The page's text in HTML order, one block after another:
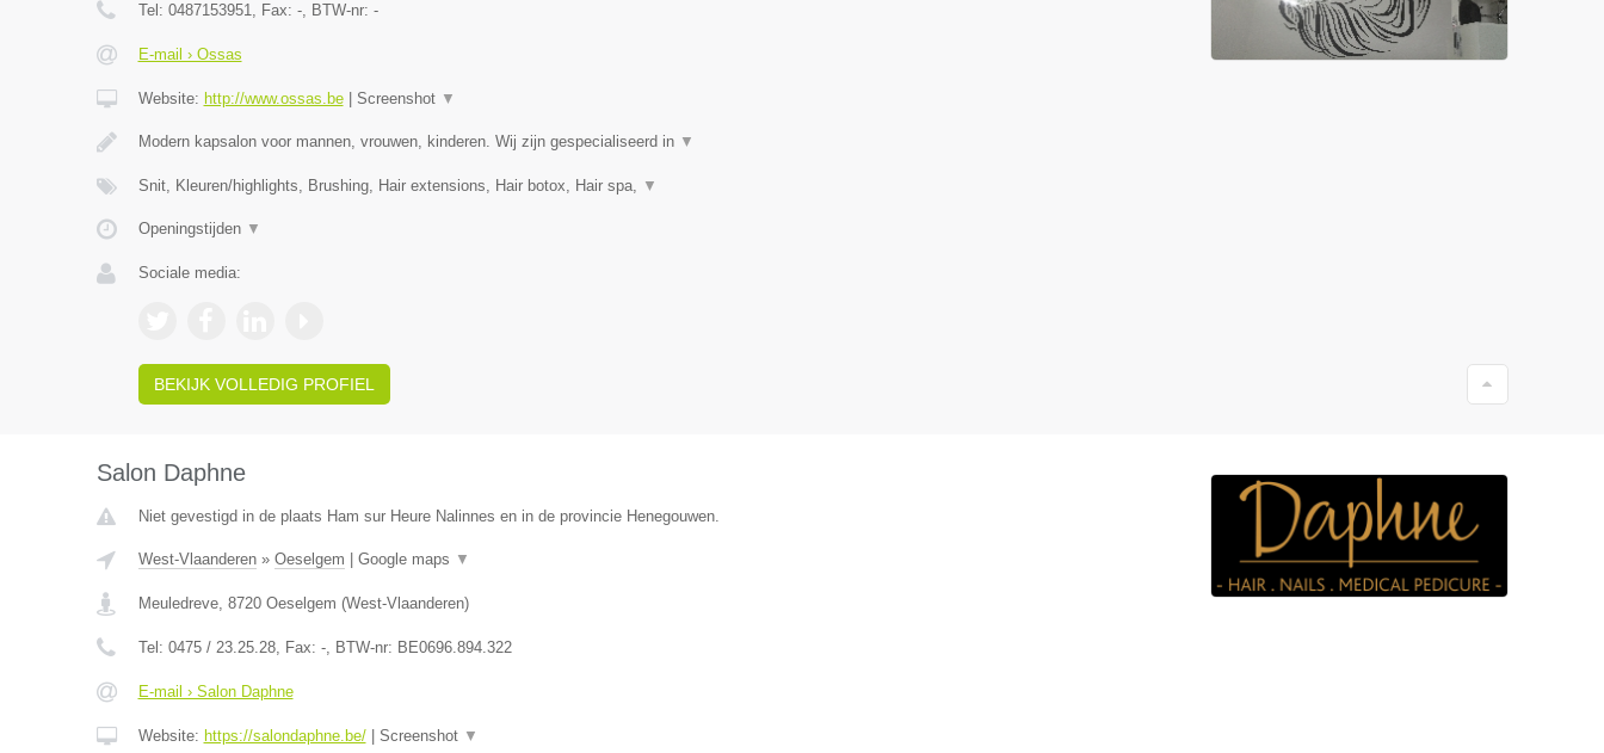
Tel: 0487153951, Fax: -, BTW-nr: -
E-mail › Ossas
Website: http://www.ossas.be| Screenshot ▼
Modern kapsalon voor mannen, vrouwen, kinderen. Wij zijn gespecialiseerd in ▼
Snit, Kleuren/highlights, Brushing, Hair extensions, Hair botox, Hair spa, ▼
Openingstijden ▼
Sociale media:
BEKIJK VOLLEDIG PROFIEL
Salon Daphne
Niet gevestigd in de plaats Ham sur Heure Nalinnes en in de provincie Henegouwen.
West-Vlaanderen» Oeselgem Google maps ▼
Meuledreve, 8720 Oeselgem (West-Vlaanderen)
Tel: 0475 / 23.25.28, Fax: -, BTW-nr: BE0696.894.322
E-mail › Salon Daphne
Website: https://salondaphne.be/| Screenshot ▼